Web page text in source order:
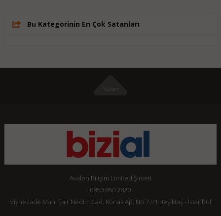
Bu Kategorinin En Çok Satanları
Avalon Bilişim Limited Şirketi
0850 850 2820
Vişnezade Mah. Şair Nedim Cad. Konak Ap. No:77/1 Beşiktaş - İstanbul